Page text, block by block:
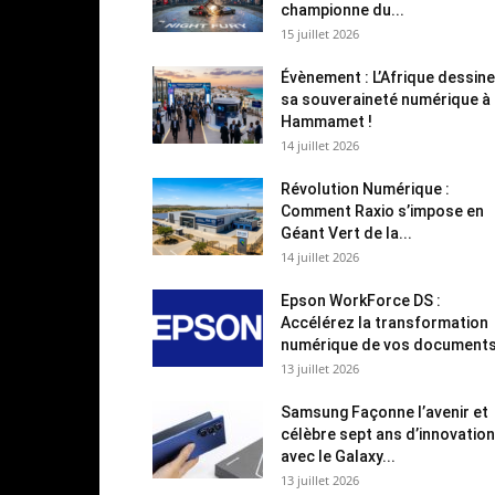
championne du...
15 juillet 2026
Évènement : L’Afrique dessine
sa souveraineté numérique à
Hammamet !
14 juillet 2026
Révolution Numérique :
Comment Raxio s’impose en
Géant Vert de la...
14 juillet 2026
Epson WorkForce DS :
Accélérez la transformation
numérique de vos
13 juillet 2026
Samsung Façonne l’avenir et
célèbre sept ans d’innovation
avec le Galaxy...
13 juillet 2026